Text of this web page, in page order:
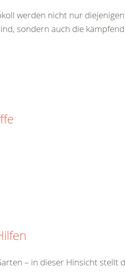
werden nicht nur
sondern auch die
– in dieser Hinsicht stellt